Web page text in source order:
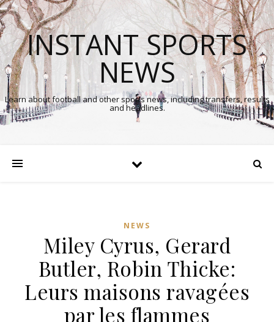
INSTANT SPORTS
NEWS
Learn about football and other sports news, including transfers, results
and headlines.
NEWS
Miley Cyrus, Gerard
Butler, Robin Thicke:
Leurs maisons ravagées
par les flammes